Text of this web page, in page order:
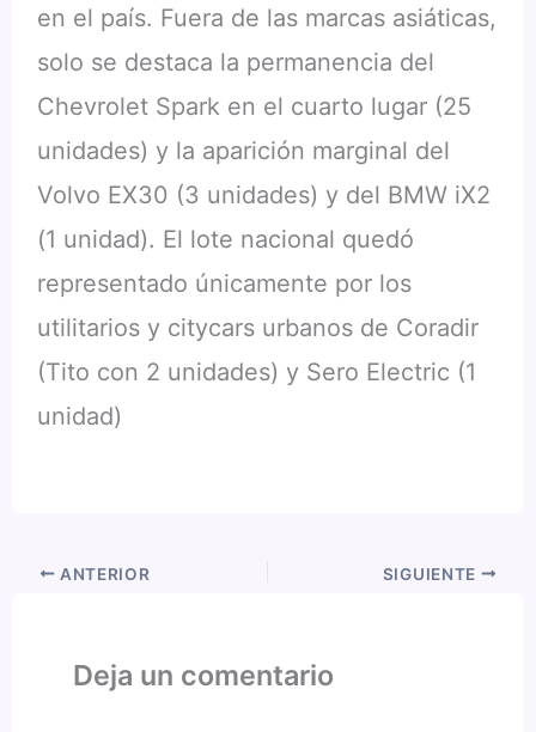
en el país. Fuera de las marcas asiáticas,
solo se destaca la permanencia del
Chevrolet Spark en el cuarto lugar (25
unidades) y la aparición marginal del
Volvo EX30 (3 unidades) y del BMW iX2
(1 unidad). El lote nacional quedó
representado únicamente por los
utilitarios y citycars urbanos de Coradir
(Tito con 2 unidades) y Sero Electric (1
unidad)
ANTERIOR SIGUIENTE
Deja un comentario